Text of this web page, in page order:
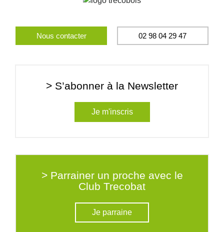
Nous contacter 02 98 04 29 47
> S’abonner à la Newsletter
Je m'inscris
> Parrainer un proche avec le
Club Trecobat
Je parraine